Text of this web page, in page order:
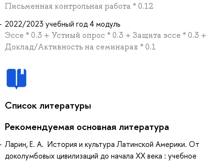
Письменная контрольная работа * 0.12
2022/2023 учебный год 4 модуль
Эссе * 0.3 + Устный опрос * 0.3 + Защита эссе * 0.3 +
Доклад/Активность на семинарах * 0.1
Список литературы
Рекомендуемая основная литература
Ларин, Е. А. История и культура Латинской Америки. От
доколумбовых цивилизаций до начала ХХ века : учебное